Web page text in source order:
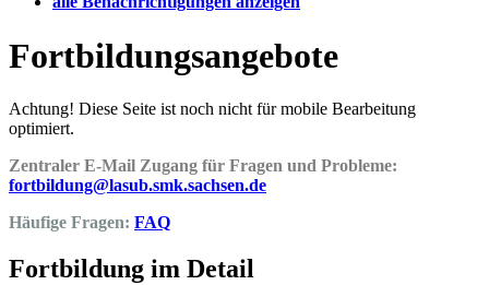
Fortbildungsangebote
Achtung! Diese Seite ist noch nicht für mobile Bearbeitung
optimiert.
Zentraler E-Mail Zugang für Fragen und Probleme:
fortbildung@lasub.smk.sachsen.de
Häufige Fragen: FAQ
Fortbildung im Detail